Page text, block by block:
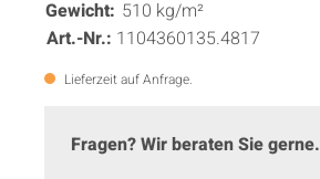
Gewicht: 510 kg/m²
Art.-Nr.: 1104360135.4817
Lieferzeit auf Anfrage.
Fragen? Wir beraten Sie gerne.